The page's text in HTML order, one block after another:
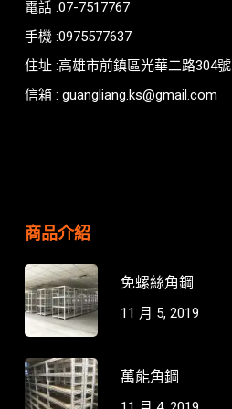
電話 :07-7517767
手機 :0975577637
住址 :高雄市前鎮區光華二路304號
信箱 : guangliang.ks@gmail.com
商品介紹
免螺絲角鋼
11 月 5, 2019
萬能角鋼